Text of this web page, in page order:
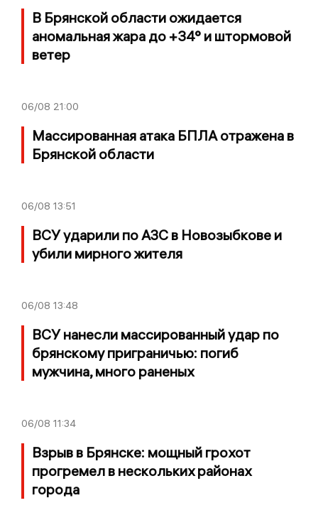
В Брянской области ожидается
аномальная жара до +34° и штормовой
ветер
06/08 21:00
Массированная атака БПЛА отражена в
Брянской области
06/08 13:51
ВСУ ударили по АЗС в Новозыбкове и
убили мирного жителя
06/08 13:48
ВСУ нанесли массированный удар по
брянскому приграничью: погиб
мужчина, много раненых
06/08 11:34
Взрыв в Брянске: мощный грохот
прогремел в нескольких районах
города